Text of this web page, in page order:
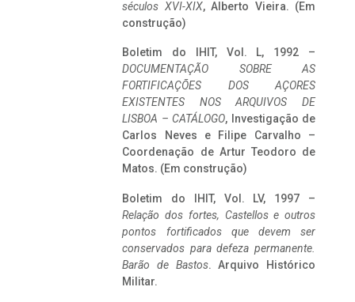
séculos XVI-XIX, Alberto Vieira. (Em
construção)
Boletim do IHIT, Vol. L, 1992 –
DOCUMENTAÇÃO SOBRE AS
FORTIFICAÇÕES DOS AÇORES
EXISTENTES NOS ARQUIVOS DE
LISBOA – CATÁLOGO, Investigação de
Carlos Neves e Filipe Carvalho –
Coordenação de Artur Teodoro de
Matos. (Em construção)
Boletim do IHIT, Vol. LV, 1997 –
Relação dos fortes, Castellos e outros
pontos fortificados que devem ser
conservados para defeza permanente.
Barão de Bastos. Arquivo Histórico
Militar.